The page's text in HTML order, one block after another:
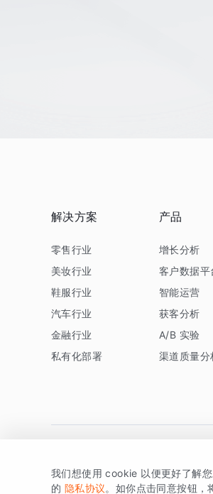
解决方案
零售行业
美妆行业
鞋服行业
汽车行业
金融行业
私有化部署
产品
增长分析
客户数据平
智能运营
获客分析
A/B 实验
渠道质量分
版权所有 © 北京易数科技有限公司
我们想使用 cookie 以便更好了解
的 隐私协议。如你点击同意按钮，